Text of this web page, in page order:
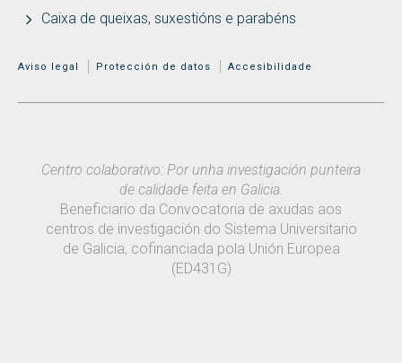
Caixa de queixas, suxestións e parabéns
MENÚ ADICIONAL
Aviso legal Protección de datos Accesibilidade
Centro colaborativo: Por unha investigación punteira
de calidade feita en Galicia.
Beneficiario da Convocatoria de axudas aos
centros de investigación do Sistema Universitario
de Galicia, cofinanciada pola Unión Europea
(ED431G)